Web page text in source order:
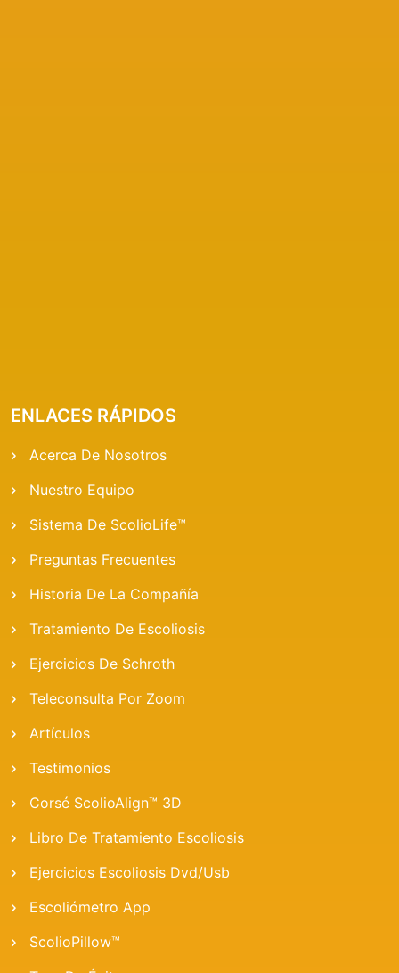
ENLACES RÁPIDOS
Acerca De Nosotros
Nuestro Equipo
Sistema De ScolioLife™
Preguntas Frecuentes
Historia De La Compañía
Tratamiento De Escoliosis
Ejercicios De Schroth
Teleconsulta Por Zoom
Artículos
Testimonios
Corsé ScolioAlign™ 3D
Libro De Tratamiento Escoliosis
Ejercicios Escoliosis Dvd/usb
Escoliómetro App
ScolioPillow™